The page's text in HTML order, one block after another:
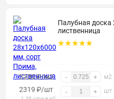
Палубная доска
лиственница
3200 ₽/м2 - + м2
2319 ₽/шт - + шт